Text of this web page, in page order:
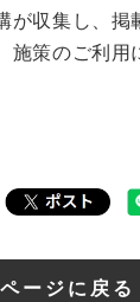
が収集し、
策のご利
ージに戻る